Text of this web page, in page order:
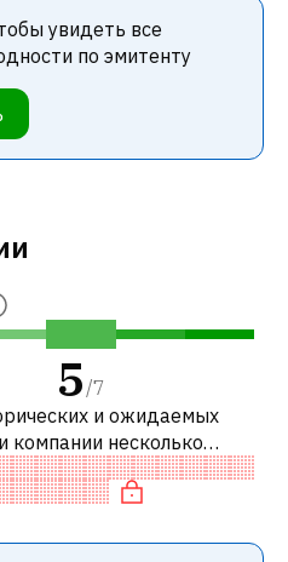
увидеть все
по эмитенту
5 /7
и ожидаемых
компании несколько
с аналогичными
«дорогая» по